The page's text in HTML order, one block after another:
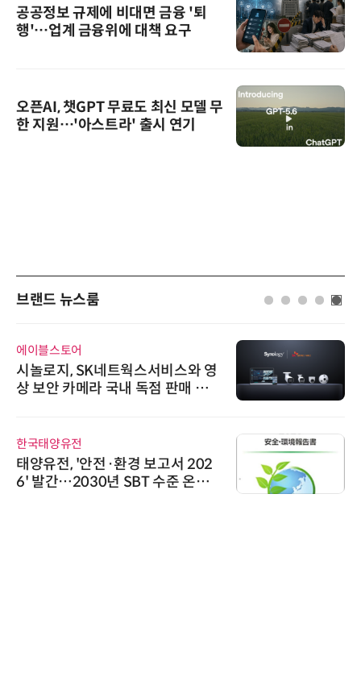
공공정보 규제에 비대면 금융 '퇴
행'…업계 금융위에 대책 요구
오픈AI, 챗GPT 무료도 최신 모델 무
한 지원…'아스트라' 출시 연기
브랜드 뉴스룸
와 영
매 파
202
온실
노보센스, PWM 고주파 과도
난제 극복…차량용 전류 감
시큐어링크, 중소기업기술정
흥원 AI 초격차 R&D 사업 최